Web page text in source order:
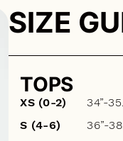
SIZE
TOPS
XS (0-2)
34”-
S (4-6)
36”-